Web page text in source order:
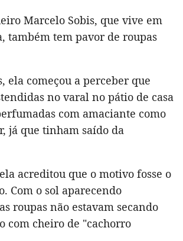
Marcelo Sobis, que vive em
também tem pavor de roupas
ela começou a perceber que
no varal no pátio de casa
com amaciante como
já que tinham saído da
acreditou que o motivo fosse o
Com o sol aparecendo
roupas não estavam secando
com cheiro de "cachorro